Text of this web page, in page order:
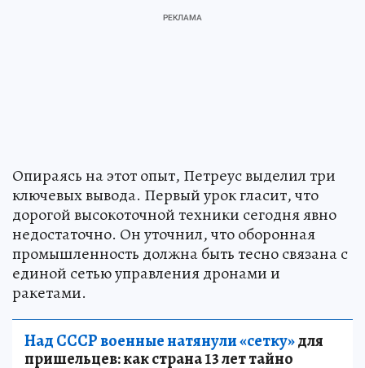
Опираясь на этот опыт, Петреус выделил три
ключевых вывода. Первый урок гласит, что
дорогой высокоточной техники сегодня явно
недостаточно. Он уточнил, что оборонная
промышленность должна быть тесно связана с
единой сетью управления дронами и
ракетами.
Над СССР военные натянули «сетку»для
пришельцев: как страна 13 лет тайно